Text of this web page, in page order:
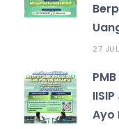
27
Ayo